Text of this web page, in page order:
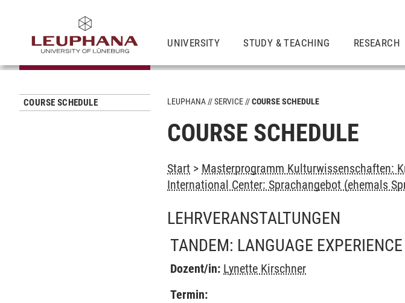
UNIVERSITY STUDY & TEACHING RESEARCH
COURSE SCHEDULE LEUPHANA SERVICE COURSE SCHEDULE
COURSE SCHEDULE
Start > Masterprogramm Kulturwissenschaften:
International Center: Sprachangebot (ehemals
LEHRVERANSTALTUNGEN
TANDEM: LANGUAGE
Dozent/in: Lynette Kirschner
Termin: